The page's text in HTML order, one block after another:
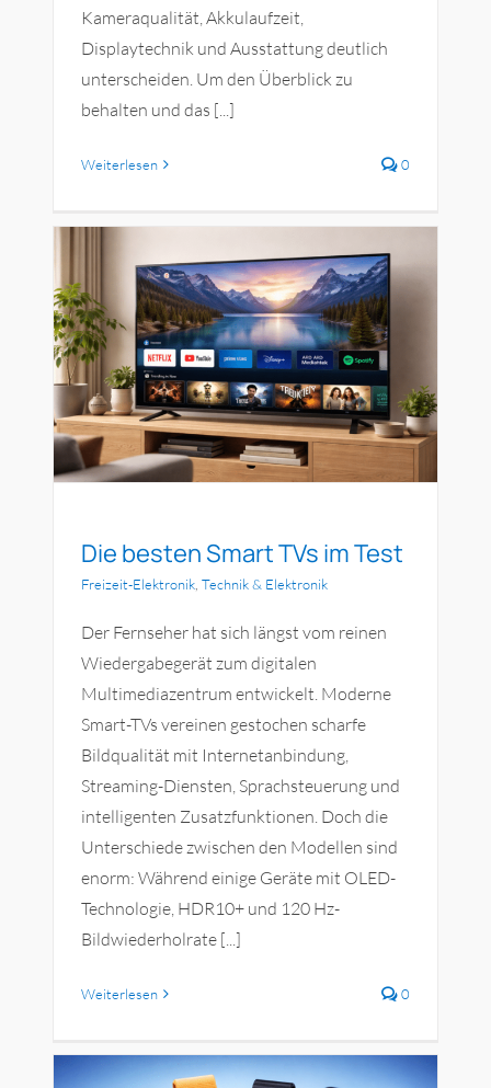
Kameraqualität, Akkulaufzeit,
Displaytechnik und Ausstattung deutlich
unterscheiden. Um den Überblick zu
behalten und das [...]
Weiterlesen 0
Die besten Smart TVs im Test
Freizeit-Elektronik, Technik & Elektronik
Der Fernseher hat sich längst vom reinen
Wiedergabegerät zum digitalen
Multimediazentrum entwickelt. Moderne
Smart-TVs vereinen gestochen scharfe
Bildqualität mit Internetanbindung,
Streaming-Diensten, Sprachsteuerung und
intelligenten Zusatzfunktionen. Doch die
Unterschiede zwischen den Modellen sind
enorm: Während einige Geräte mit OLED-
Technologie, HDR10+ und 120 Hz-
Bildwiederholrate [...]
Weiterlesen 0